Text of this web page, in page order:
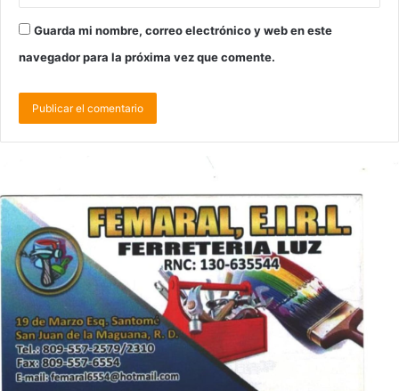
Guarda mi nombre, correo electrónico y web en este
navegador para la próxima vez que comente.